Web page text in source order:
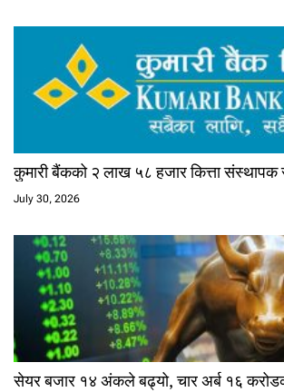
कुमारी बैंकको २ लाख ५८ हजार कित्ता संस्थापक
July 30, 2026
सेयर बजार १४ अंकले बढ्यो, चार अर्ब १६